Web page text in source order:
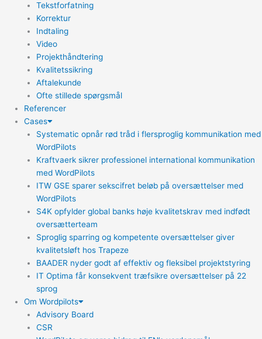
Tekstforfatning
Korrektur
Indtaling
Video
Projekthåndtering
Kvalitetssikring
Aftalekunde
Ofte stillede spørgsmål
Referencer
Cases
Systematic opnår rød tråd i flersproglig kommunikation med
WordPilots
Kraftvaerk sikrer professionel international kommunikation
med WordPilots
ITW GSE sparer sekscifret beløb på oversættelser med
WordPilots
S4K opfylder global banks høje kvalitetskrav med indfødt
oversætterteam
Sproglig sparring og kompetente oversættelser giver
kvalitetsløft hos Trapeze
BAADER nyder godt af effektiv og fleksibel projektstyring
IT Optima får konsekvent træfsikre oversættelser på 22
sprog
Om Wordpilots
Advisory Board
CSR